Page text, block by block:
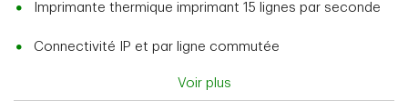
Imprimante thermique imprimant 15 lignes par seconde
Connectivité IP et par ligne commutée
Voir plus